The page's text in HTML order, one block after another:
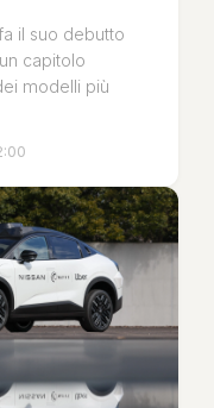
il suo debutto
capitolo
modelli più